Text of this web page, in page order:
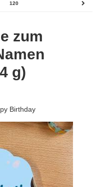
120
zum
g)
Birthday